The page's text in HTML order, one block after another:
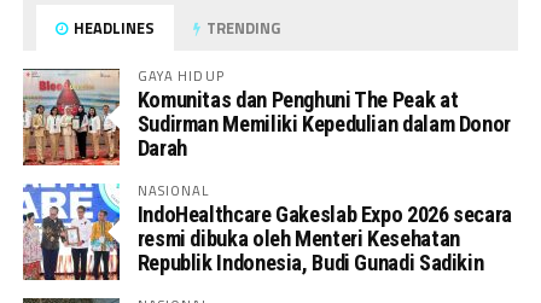
HEADLINES TRENDING
GAYA HIDUP
Komunitas dan Penghuni The Peak at
Sudirman Memiliki Kepedulian dalam Donor
Darah
NASIONAL
IndoHealthcare Gakeslab Expo 2026 secara
resmi dibuka oleh Menteri Kesehatan
Republik Indonesia, Budi Gunadi Sadikin